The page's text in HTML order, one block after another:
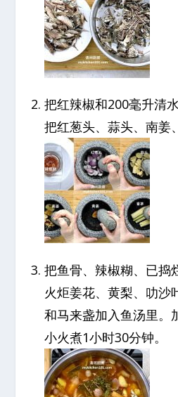
把红辣椒和200毫升清
把红葱头、蒜头、南姜
把鱼骨、辣椒糊、已捣
火炬姜花、黄梨、叻沙
和马来盏加入鱼汤里。
小火煮1小时30分钟。